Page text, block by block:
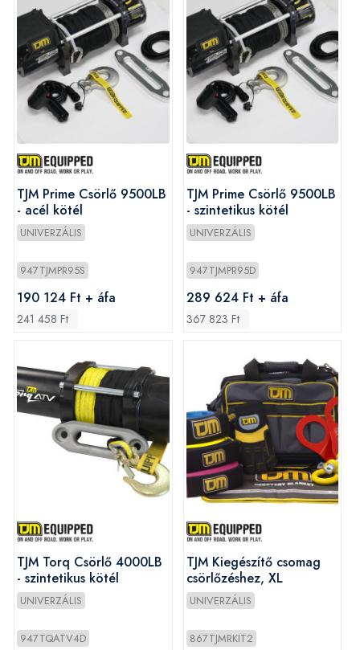
TJM Prime Csörlő 9500LB
- acél kötél
UNIVERZÁLIS
947TJMPR95S
190 124 Ft + áfa
241 458 Ft
TJM Prime Csörlő 9500LB
- szintetikus kötél
UNIVERZÁLIS
947TJMPR95D
289 624 Ft + áfa
367 823 Ft
TJM Torq Csörlő 4000LB
- szintetikus kötél
UNIVERZÁLIS
947TQATV4D
TJM Kiegészítő csomag
csörlőzéshez, XL
UNIVERZÁLIS
867TJMRKIT2